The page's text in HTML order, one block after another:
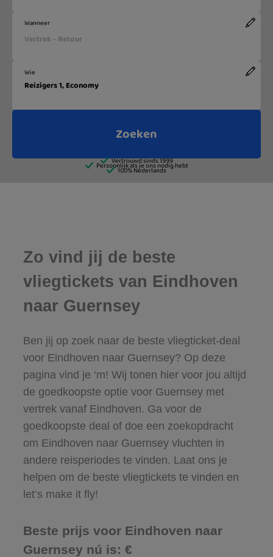
Zo vind jij de beste
vliegtickets van Eindhoven
naar Guernsey
Ben jij op zoek naar de beste vliegticket-deal
voor Eindhoven naar Guernsey? Op deze
pagina vind je ‘m! Wij tonen hier voor jou altijd
de goedkoopste optie voor Guernsey met
vertrek vanaf Eindhoven. Ga voor de
goedkoopste deal of doe een zoekopdracht
om Eindhoven naar Guernsey vluchten in
andere reisperiodes te vinden. Laat ons je
helpen om de beste vliegtickets te vinden en
let’s make it fly!
Beste prijs voor Eindhoven naar
Guernsey nú is: €